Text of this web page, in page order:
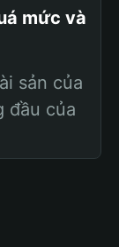
mức và
sản của
đầu của